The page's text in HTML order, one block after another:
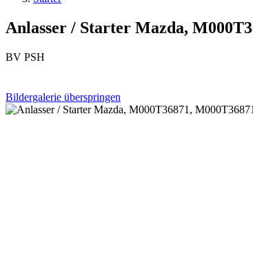
Anlasser / Starter Mazda,
BV PSH
Bildergalerie überspringen